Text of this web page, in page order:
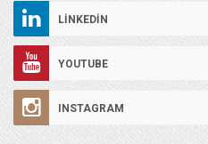
LINKEDIN
YOUTUBE
INSTAGRAM